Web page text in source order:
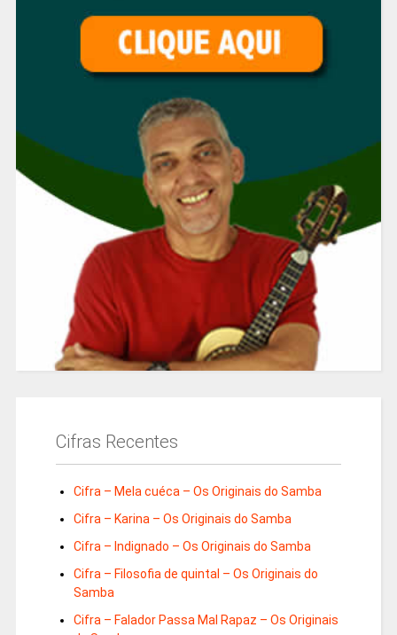
Cifras Recentes
Cifra – Mela cuéca – Os Originais do Samba
Cifra – Karina – Os Originais do Samba
Cifra – Indignado – Os Originais do Samba
Cifra – Filosofia de quintal – Os Originais do
Samba
Cifra – Falador Passa Mal Rapaz – Os Originais